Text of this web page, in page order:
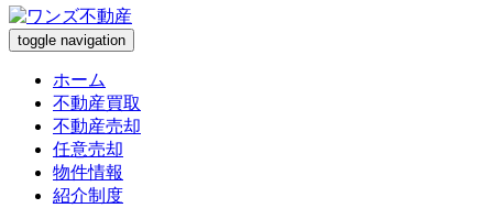
toggle navigation
ホーム
不動産買取
不動産売却
任意売却
物件情報
紹介制度